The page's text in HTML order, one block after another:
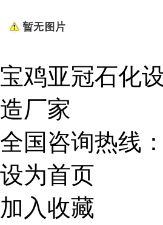
宝鸡亚冠石化
造厂家
全国咨询热线：
设为首页
加入收藏